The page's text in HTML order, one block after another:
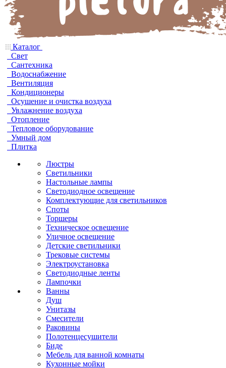
Каталог
Свет
Сантехника
Водоснабжение
Вентиляция
Кондиционеры
Осушение и очистка воздуха
Увлажнение воздуха
Отопление
Тепловое оборудование
Умный дом
Плитка
Люстры
Светильники
Настольные лампы
Светодиодное освещение
Комплектующие для светильников
Споты
Торшеры
Техническое освещение
Уличное освещение
Детские светильники
Трековые системы
Электроустановка
Светодиодные ленты
Лампочки
Ванны
Душ
Унитазы
Смесители
Раковины
Полотенцесушители
Биде
Мебель для ванной комнаты
Кухонные мойки